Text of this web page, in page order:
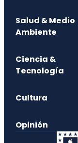
Salud & Medio
Ambiente
Ciencia &
Tecnología
Cultura
Opinión